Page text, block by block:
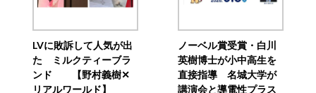
LVに敗訴して人気が出
た ミルクティーブラ
ンド 【野村義樹✕
リアルワールド】
ノーベル賞受賞・白川
英樹博士が小中高生を
直接指導 名城大学が
講演会と導電性プラス